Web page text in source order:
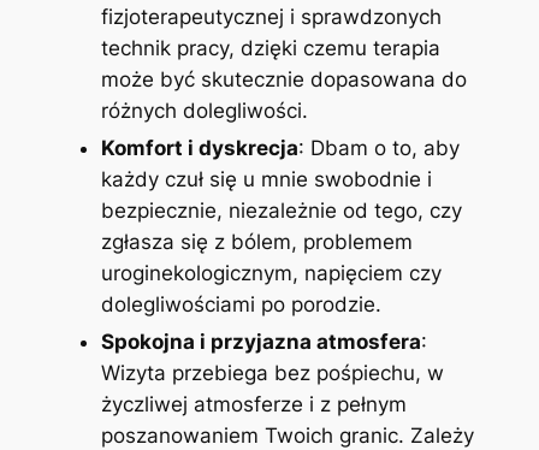
fizjoterapeutycznej i sprawdzonych
technik pracy, dzięki czemu terapia
może być skutecznie dopasowana do
różnych dolegliwości.
Komfort i dyskrecja: Dbam o to, aby
każdy czuł się u mnie swobodnie i
bezpiecznie, niezależnie od tego, czy
zgłasza się z bólem, problemem
uroginekologicznym, napięciem czy
dolegliwościami po porodzie.
Spokojna i przyjazna atmosfera:
Wizyta przebiega bez pośpiechu, w
życzliwej atmosferze i z pełnym
poszanowaniem Twoich granic. Zależy